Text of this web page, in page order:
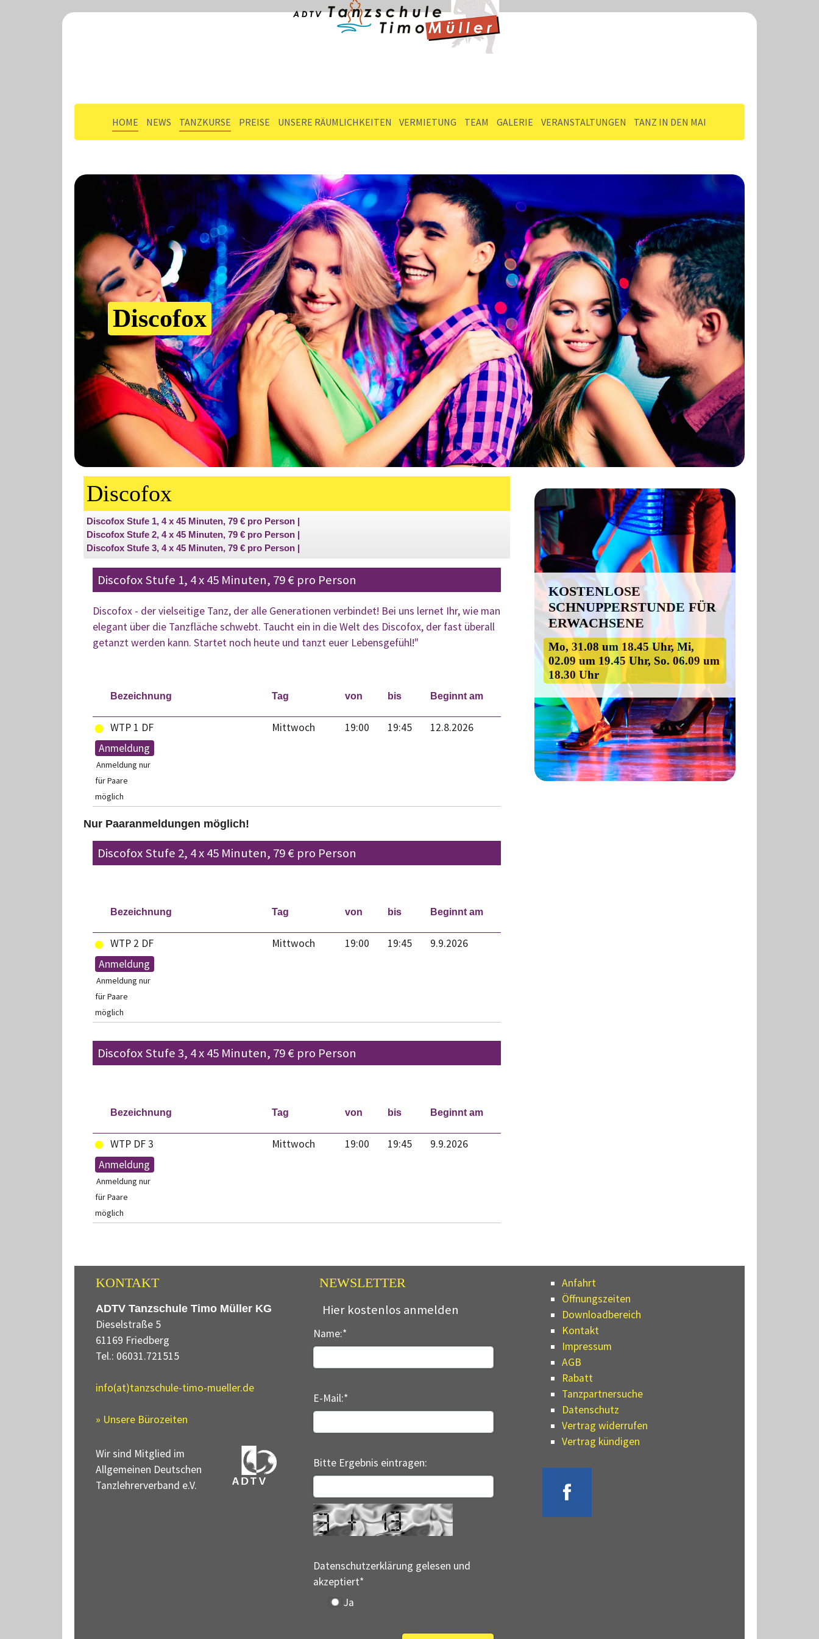
HOME NEWS TANZKURSE PREISE UNSERE RÄUMLICHKEITEN VERMIETUNG TEAM GALERIE VERANSTALTUNGEN TANZ IN DEN MAI
Discofox
Discofox
Discofox Stufe 1, 4 x 45 Minuten, 79 € pro Person
Discofox Stufe 2, 4 x 45 Minuten, 79 € pro Person
Discofox Stufe 3, 4 x 45 Minuten, 79 € pro Person
Discofox Stufe 1, 4 x 45 Minuten, 79 € pro Person
Discofox - der vielseitige Tanz, der alle Generationen verbindet! Bei uns lernet Ihr, wie man
elegant über die Tanzfläche schwebt. Taucht ein in die Welt des Discofox, der fast überall
getanzt werden kann. Startet noch heute und tanzt euer Lebensgefühl!"
Bezeichnung Tag von bis Beginnt am
WTP 1 DF Mittwoch 19:00 19:45
12.8.2026
Anmeldung
Anmeldung nur
für Paare
möglich
Nur Paaranmeldungen möglich!
Discofox Stufe 2, 4 x 45 Minuten, 79 € pro Person
Bezeichnung Tag von bis Beginnt am
WTP 2 DF Mittwoch 19:00 19:45
9.9.2026
Anmeldung
Anmeldung nur
für Paare
möglich
Discofox Stufe 3, 4 x 45 Minuten, 79 € pro Person
Bezeichnung Tag von bis Beginnt am
WTP DF 3 Mittwoch 19:00 19:45
9.9.2026
Anmeldung
Anmeldung nur
für Paare
möglich
KOSTENLOSE
SCHNUPPERSTUNDE FÜR
ERWACHSENE
Mo, 31.08 um 18.45 Uhr, Mi,
02.09 um 19.45 Uhr, So. 06.09 um
18.30 Uhr
KONTAKT
ADTV Tanzschule Timo Müller KG
Dieselstraße 5
61169 Friedberg
Tel.: 06031.721515
info(at)tanzschule-timo-mueller.de
» Unsere Bürozeiten
Wir sind Mitglied im
Allgemeinen Deutschen
Tanzlehrerverband e.V.
NEWSLETTER
Hier kostenlos anmelden
Name:*
E-Mail:*
Bitte Ergebnis eintragen:
Datenschutzerklärung gelesen und
akzeptiert*
Ja
Anfahrt
Öffnungszeiten
Downloadbereich
Kontakt
Impressum
AGB
Rabatt
Tanzpartnersuche
Datenschutz
Vertrag widerrufen
Vertrag kündigen